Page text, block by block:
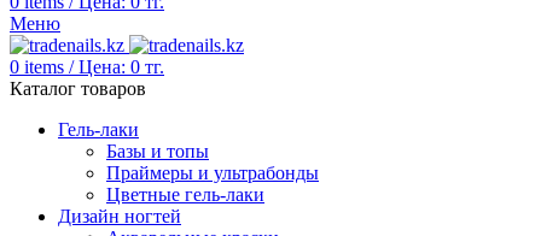
Меню
0 items / Цена: 0 тг.
Каталог товаров
Гель-лаки
Базы и топы
Праймеры и ультрабонды
Цветные гель-лаки
Дизайн ногтей